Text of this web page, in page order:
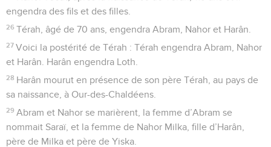
engendra des fils et des filles.
26 Térah, âgé de 70 ans, engendra Abram, Nahor et Harân.
27 Voici la postérité de Térah : Térah engendra Abram, Nahor
et Harân. Harân engendra Loth.
28 Harân mourut en présence de son père Térah, au pays de
sa naissance, à Our-des-Chaldéens.
29 Abram et Nahor se marièrent, la femme d’Abram se
nommait Saraï, et la femme de Nahor Milka, fille d’Harân,
père de Milka et père de Yiska.